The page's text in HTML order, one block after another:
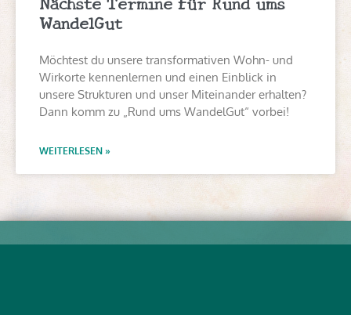
WandelGut
Möchtest du unsere transformativen Wohn- und
Wirkorte kennenlernen und einen Einblick in
unsere Strukturen und unser Miteinander erhalten?
Dann komm zu „Rund ums WandelGut“ vorbei!
WEITERLESEN »